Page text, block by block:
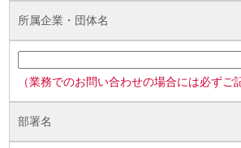
所属企業・団体名
（業務でのお問い合わせの場合には必ずご
部署名